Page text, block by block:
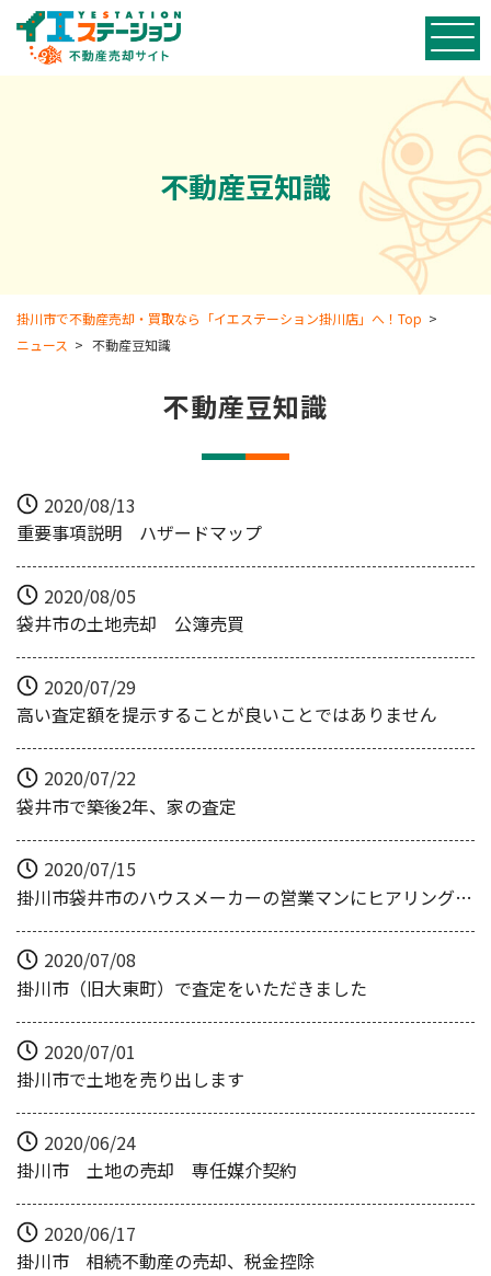
不動産豆知識
掛川市で不動産売却・買取なら「イエステーション掛川店」へ！Top >
ニュース > 不動産豆知識
不動産豆知識
2020/08/13
重要事項説明 ハザードマップ
2020/08/05
袋井市の土地売却 公簿売買
2020/07/29
高い査定額を提示することが良いことではありません
2020/07/22
袋井市で築後2年、家の査定
2020/07/15
掛川市袋井市のハウスメーカーの営業マンにヒアリングしました。
2020/07/08
掛川市（旧大東町）で査定をいただきました
2020/07/01
掛川市で土地を売り出します
2020/06/24
掛川市 土地の売却 専任媒介契約
2020/06/17
掛川市 相続不動産の売却、税金控除